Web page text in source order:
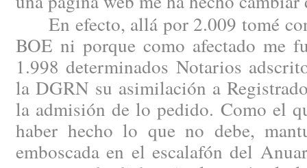
En efecto, allá por 2.009 tomé
BOE ni porque como afectado me
1.998 determinados Notarios
la DGRN su asimilación a
la admisión de lo pedido. Como el
haber hecho lo que no debe,
emboscada en el escalafón del